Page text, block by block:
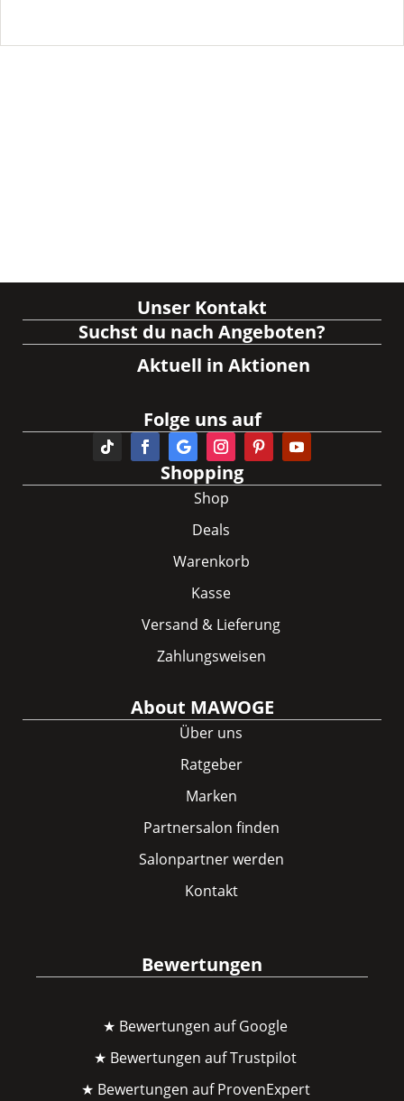
Unser Kontakt
Suchst du nach Angeboten?
Aktuell in Aktionen
Folge uns auf
Shopping
Shop
Deals
Warenkorb
Kasse
Versand & Lieferung
Zahlungsweisen
About MAWOGE
Über uns
Ratgeber
Marken
Partnersalon finden
Salonpartner werden
Kontakt
Bewertungen
★ Bewertungen auf Google
★ Bewertungen auf Trustpilot
★ Bewertungen auf ProvenExpert